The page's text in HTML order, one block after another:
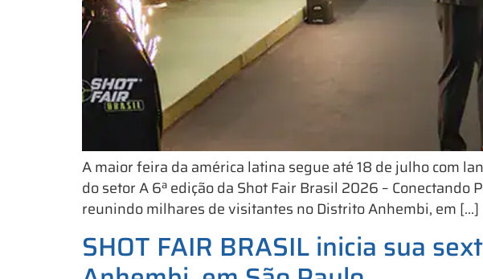
A maior feira da américa latina segue até 18 de julho com
do setor A 6ª edição da Shot Fair Brasil 2026 –
reunindo milhares de visitantes no Distrito Anhembi, em […]
SHOT FAIR BRASIL inicia sua